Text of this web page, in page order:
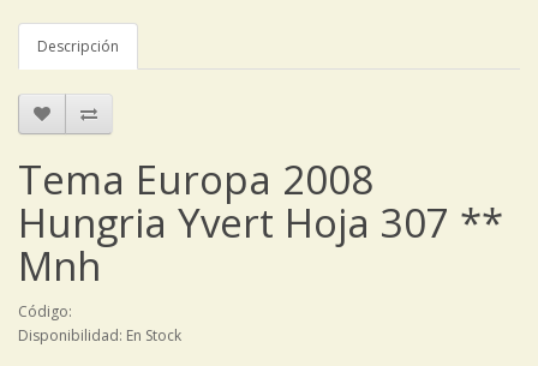
Descripción
Tema Europa 2008
Hungria Yvert Hoja 307 **
Mnh
Código:
Disponibilidad: En Stock